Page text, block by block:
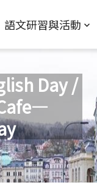
語文研習與活動
Day /